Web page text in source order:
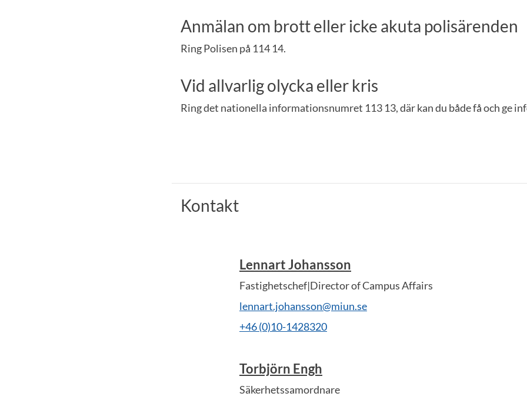
Anmälan om brott eller icke akuta polisärenden
Ring Polisen på 114 14.
Vid allvarlig olycka eller kris
Ring det nationella informationsnumret 113 13, där kan du både få och ge
Kontakt
Lennart Johansson
Fastighetschef|Director of Campus Affairs
lennart.johansson@miun.se
+46 (0)10-1428320
Torbjörn Engh
Säkerhetssamordnare